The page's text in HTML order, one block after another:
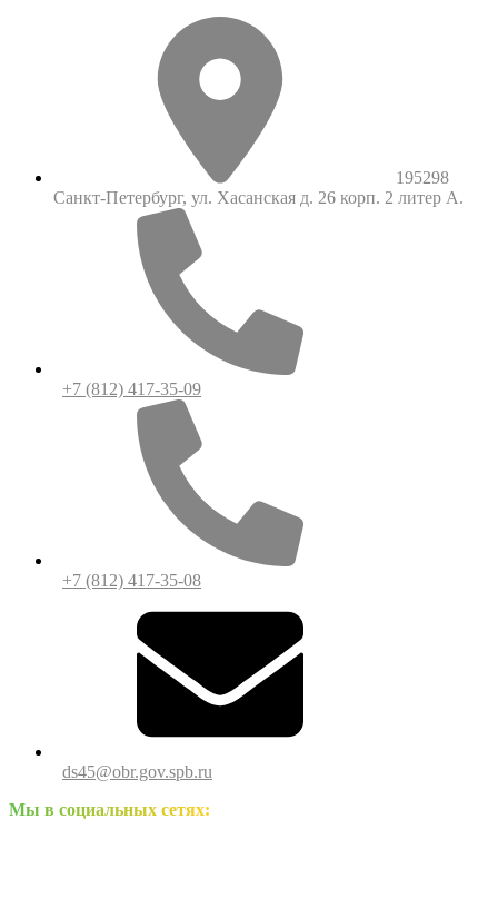
195298
Санкт-Петербург, ул. Хасанская д. 26 корп. 2 литер А.
+7 (812) 417-35-09
+7 (812) 417-35-08
ds45@obr.gov.spb.ru
Мы в социальных сетях: